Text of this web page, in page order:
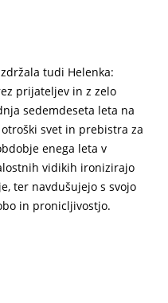
tudi Helenka:
prijateljev in z zelo
sedemdeseta leta na
svet in prebistra za
enega leta v
vidikih ironizirajo
ter navdušujejo s svojo
in pronicljivostjo.